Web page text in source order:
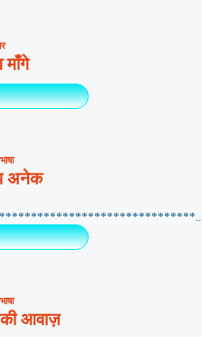
माँगे
अनेक
की आवाज़